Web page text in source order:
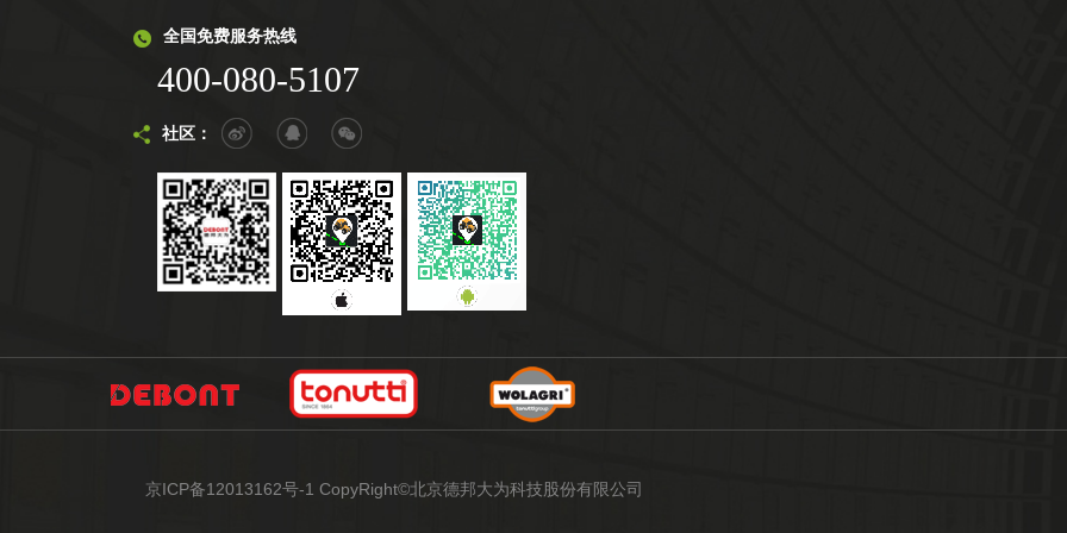
全国免费服务热线
400-080-5107
社区：
京ICP备12013162号-1 CopyRight©北京德邦大为科技股份有限公司